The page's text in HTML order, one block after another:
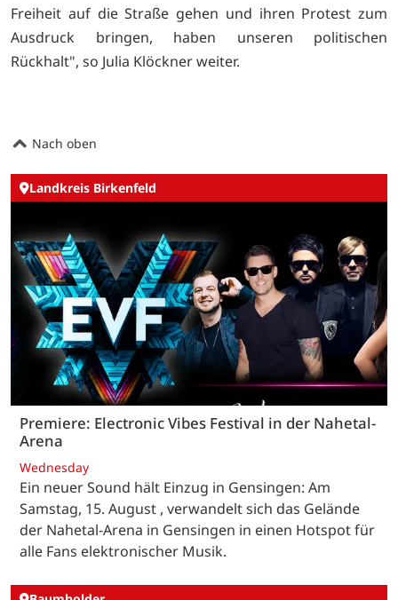
Freiheit auf die Straße gehen und ihren Protest zum
Ausdruck bringen, haben unseren politischen
Rückhalt", so Julia Klöckner weiter.
Nach oben
Landkreis Birkenfeld
Premiere: Electronic Vibes Festival in der Nahetal-
Arena
Wednesday
Ein neuer Sound hält Einzug in Gensingen: Am
Samstag, 15. August , verwandelt sich das Gelände
der Nahetal-Arena in Gensingen in einen Hotspot für
alle Fans elektronischer Musik.